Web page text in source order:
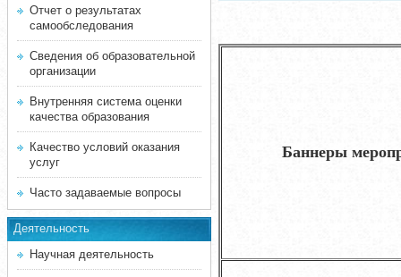
Отчет о результатах
самообследования
Сведения об образовательной
организации
Внутренняя система оценки
качества образования
Качество условий оказания
услуг
Часто задаваемые вопросы
Деятельность
Научная деятельность
Баннеры